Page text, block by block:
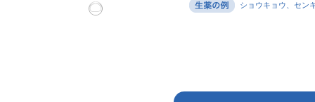
ショウキョウ、セン